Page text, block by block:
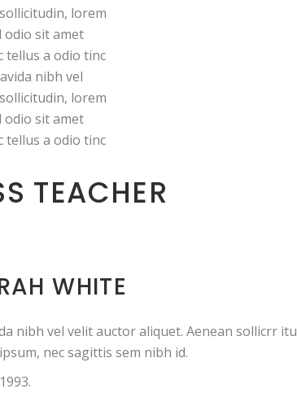
lorem
odio sit amet
tellus a odio tinc
nibh vel
lorem
odio sit amet
tellus a odio tinc
TEACHER
WHITE
nibh vel velit auctor aliquet. Aenean sollicrr
nec sagittis sem nibh id.